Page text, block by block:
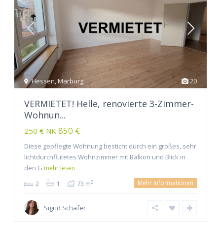
20
Hessen,Marburg
VERMIETET! Helle, renovierte 3-Zimmer-
Wohnun...
250 € NK 850 €
Diese gepflegte Wohnung besticht durch ein großes, sehr
lichtdurchflutetes Wohnzimmer mit Balkon und Blick in
den G mehr lesen
2 1 73 m2 Mehr Informationen
Sigrid Schäfer